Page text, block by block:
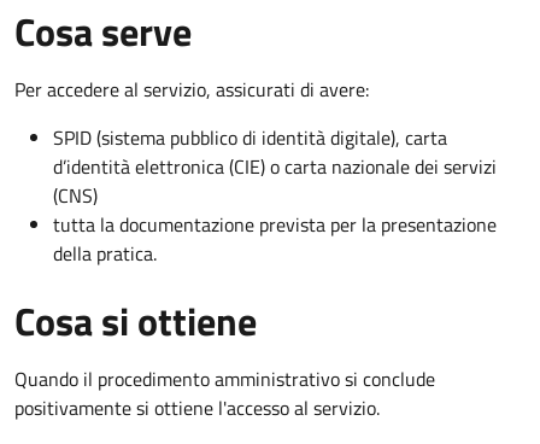
Cosa serve
Per accedere al servizio, assicurati di avere:
SPID (sistema pubblico di identità digitale), carta
d’identità elettronica (CIE) o carta nazionale dei servizi
(CNS)
tutta la documentazione prevista per la presentazione
della pratica.
Cosa si ottiene
Quando il procedimento amministrativo si conclude
positivamente si ottiene l'accesso al servizio.